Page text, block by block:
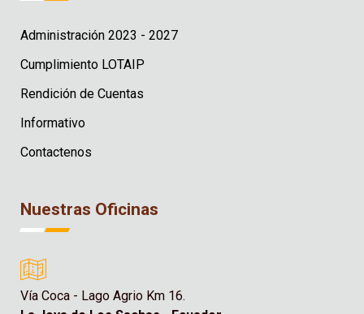
Administración 2023 - 2027
Cumplimiento LOTAIP
Rendición de Cuentas
Informativo
Contactenos
Nuestras Oficinas
Vía Coca - Lago Agrio Km 16.